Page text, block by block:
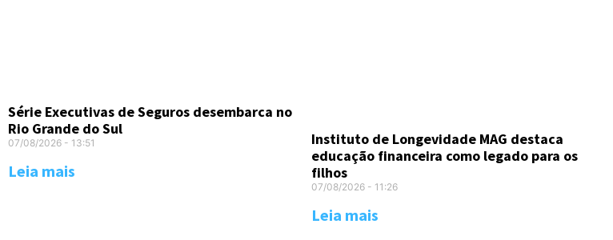
Série Executivas de Seguros desembarca no
Rio Grande do Sul
07/08/2026 13:51
Leia mais
Instituto de Longevidade MAG destaca
educação financeira como legado para os
filhos
07/08/2026 11:26
Leia mais